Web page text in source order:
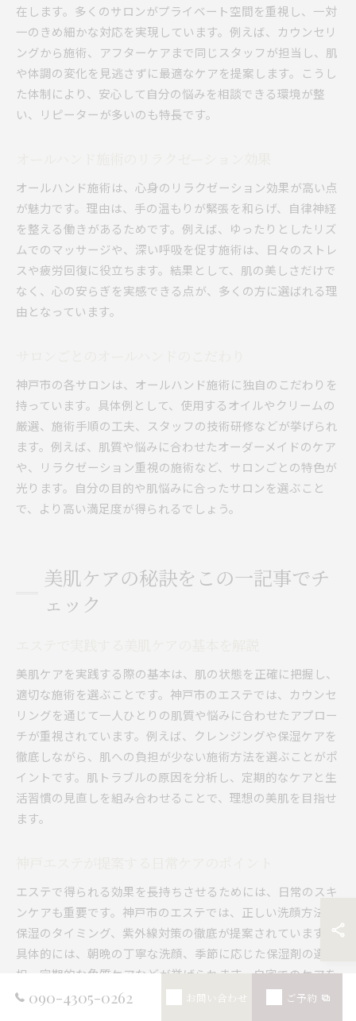
在します。多くのサロンがプライベート空間を重視し、一対
一のきめ細かな対応を実現しています。例えば、カウンセリ
ングから施術、アフターケアまで同じスタッフが担当し、肌
や体調の変化を見逃さずに最適なケアを提案します。こうし
た体制により、安心して自分の悩みを相談できる環境が整
い、リピーターが多いのも特長です。
オールハンド施術は、心身のリラクゼーション効果が高い点
が魅力です。理由は、手の温もりが緊張を和らげ、自律神経
を整える働きがあるためです。例えば、ゆったりとしたリズ
ムでのマッサージや、深い呼吸を促す施術は、日々のストレ
スや疲労回復に役立ちます。結果として、肌の美しさだけで
なく、心の安らぎを実感できる点が、多くの方に選ばれる理
由となっています。
神戸市の各サロンは、オールハンド施術に独自のこだわりを
持っています。具体例として、使用するオイルやクリームの
厳選、施術手順の工夫、スタッフの技術研修などが挙げられ
ます。例えば、肌質や悩みに合わせたオーダーメイドのケア
や、リラクゼーション重視の施術など、サロンごとの特色が
光ります。自分の目的や肌悩みに合ったサロンを選ぶこと
で、より高い満足度が得られるでしょう。
美肌ケアの秘訣をこの一記事でチ
ェック
美肌ケアを実践する際の基本は、肌の状態を正確に把握し、
適切な施術を選ぶことです。神戸市のエステでは、カウンセ
リングを通じて一人ひとりの肌質や悩みに合わせたアプロー
チが重視されています。例えば、クレンジングや保湿ケアを
徹底しながら、肌への負担が少ない施術方法を選ぶことがポ
イントです。肌トラブルの原因を分析し、定期的なケアと生
活習慣の見直しを組み合わせることで、理想の美肌を目指せ
ます。
エステで得られる効果を長持ちさせるためには、日常のスキ
ンケアも重要です。神戸市のエステでは、正しい洗顔方法や
保湿のタイミング、紫外線対策の徹底が提案されています。
具体的には、朝晩の丁寧な洗顔、季節に応じた保湿剤の選
択、定期的な角質ケアなどが挙げられます。自宅でのケアを
サロンでの施術と併用することで、より透明感のある肌を維
090-4305-0262 お問い合わせ ご予約